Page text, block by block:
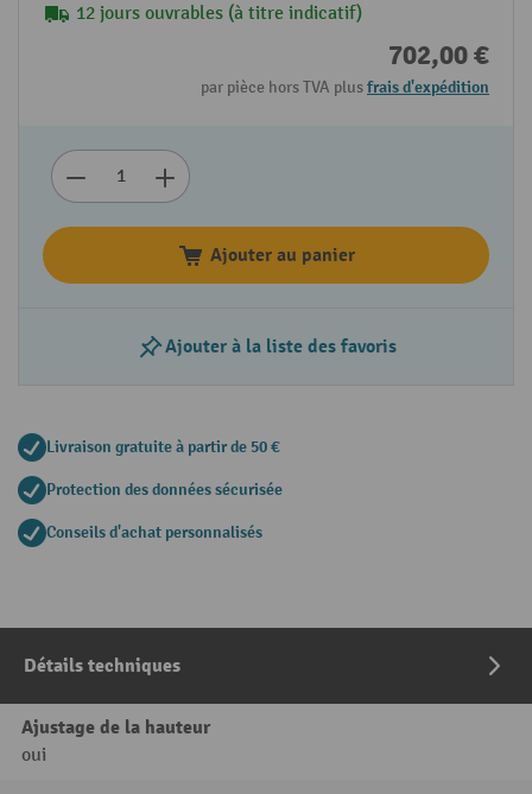
12 jours ouvrables (à titre indicatif)
702,00 €
par pièce hors TVA plusfrais d'expédition
Ajouter au panier
Ajouter à la liste des favoris
Livraison gratuite à partir de 50 €
Protection des données sécurisée
Conseils d'achat personnalisés
Détails techniques
Ajustage de la hauteur
oui